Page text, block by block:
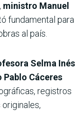
ministro Manuel
fundamental para
al país.
Selma Inés
Pablo Cáceres
registros